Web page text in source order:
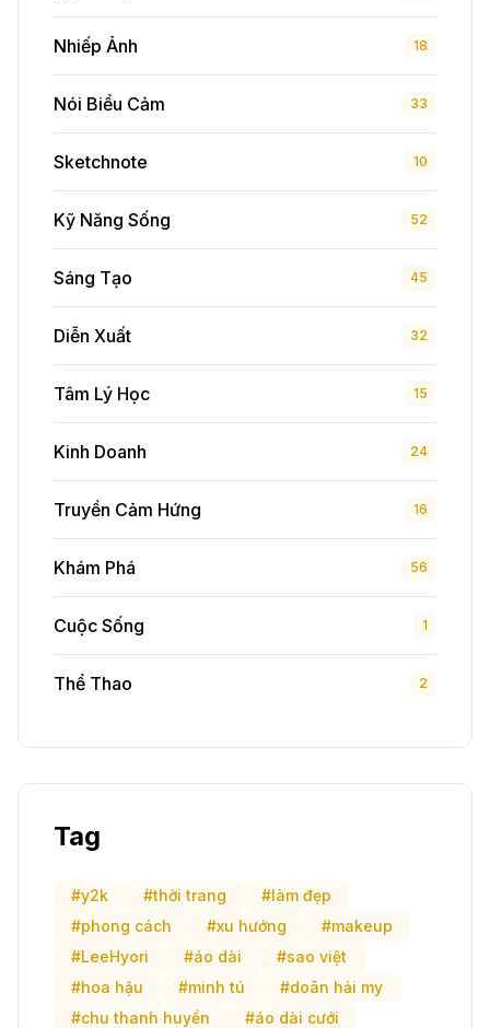
Nhiếp Ảnh 18
Nói Biểu Cảm 33
Sketchnote 10
Kỹ Năng Sống 52
Sáng Tạo 45
Diễn Xuất 32
Tâm Lý Học 15
Kinh Doanh 24
Truyền Cảm Hứng 16
Khám Phá 56
Cuộc Sống 1
Thể Thao 2
Tag
#y2k #thời trang
#làm đẹp
#phong cách
#xu hướng
#makeup
#LeeHyori
#áo dài
#sao việt
#hoa hậu
#minh tú
#doãn hải my
#chu thanh huyền
#áo dài cưới